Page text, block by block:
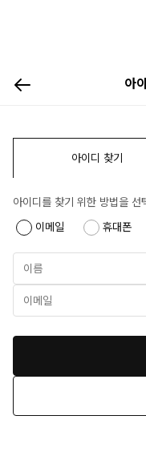
아
아이디 찾기
아이디를 찾기 위한 방법을 선
이메일
휴대폰